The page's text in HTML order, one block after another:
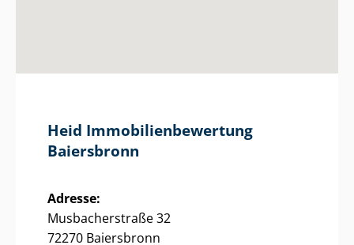
Heid Im­mo­bi­li­en­be­wer­tung
Baiersbronn
Adresse:
Musbacherstraße 32
72270 Baiersbronn